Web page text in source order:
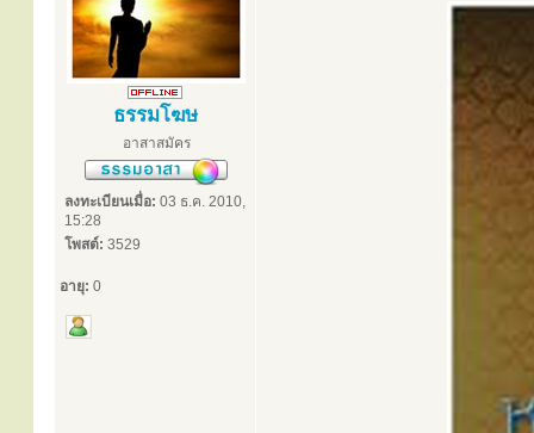
ธรรมโฆษ
อาสาสมัคร
ลงทะเบียนเมื่อ: 03 ธ.ค. 2010,
15:28
โพสต์: 3529
อายุ: 0